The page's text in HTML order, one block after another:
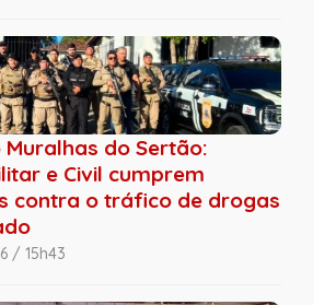
do Sertão:
e Civil cumprem
contra o tráfico de drogas
/ 15h43